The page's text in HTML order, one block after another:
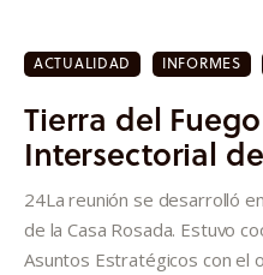
ACTUALIDAD INFORMES
Tierra del
Intersectorial
24La reunión se desarrolló
de la Casa Rosada. Estuvo
Asuntos Estratégicos con el